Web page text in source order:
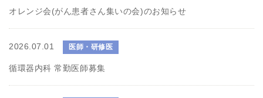
オレンジ会(がん患者さん集いの会)のお知らせ
2026.07.01 医師・研修医
循環器内科 常勤医師募集